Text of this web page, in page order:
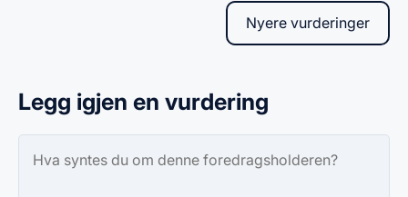
Nyere vurderinger
Legg igjen en vurdering